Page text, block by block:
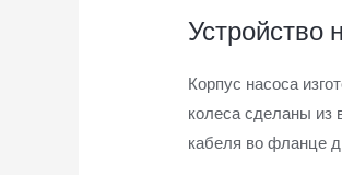
Устройство
Корпус насоса
колеса сделаны из
кабеля во фланце